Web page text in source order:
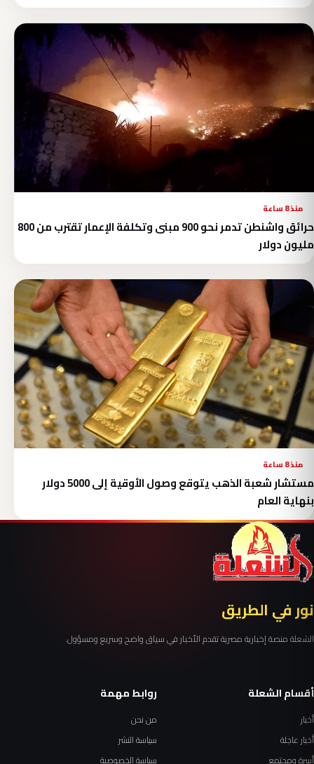
منذ 8 ساعة
حرائق واشنطن تدمر نحو 900 مبنى وتكلفة الإعمار تقترب من 800
مليون دولار
منذ 8 ساعة
مستشار شعبة الذهب يتوقع وصول الأوقية إلى 5000 دولار
بنهاية العام
نور في الطريق
الشعلة منصة إخبارية مصرية تقدم الأخبار في سياق واضح وسريع ومسؤول.
أقسام الشعلة
أخبار
أخبار عاجلة
أسرة ومجتمع
روابط مهمة
من نحن
سياسة النشر
سياسة الخصوصية